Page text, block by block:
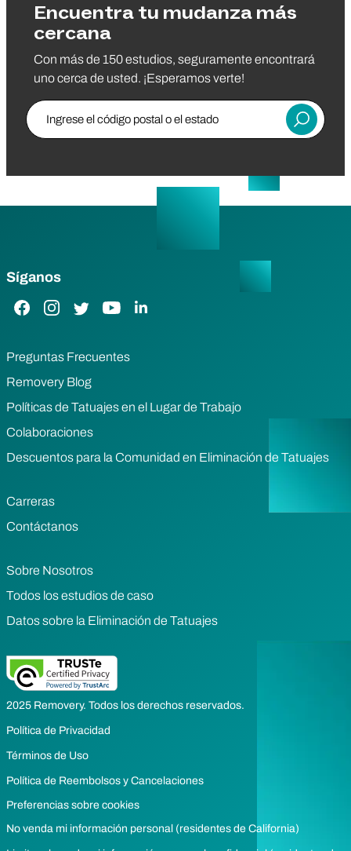
Encuentra tu mudanza más
cercana
Con más de 150 estudios, seguramente encontrará
uno cerca de usted. ¡Esperamos verte!
Ingrese el código postal o el estado
Entregar
Síganos
Enlace de Facebook
Enlace de Instagram
Enlace de Twitter
Enlace de YouTube
Enlace de LinkedIn
Preguntas Frecuentes
Removery Blog
Políticas de Tatuajes en el Lugar de Trabajo
Colaboraciones
Descuentos para la Comunidad en Eliminación de Tatuajes
Carreras
Contáctanos
Sobre Nosotros
Todos los estudios de caso
Datos sobre la Eliminación de Tatuajes
2025 Removery. Todos los derechos reservados.
Política de Privacidad
Términos de Uso
Política de Reembolsos y Cancelaciones
Preferencias sobre cookies
No venda mi información personal (residentes de California)